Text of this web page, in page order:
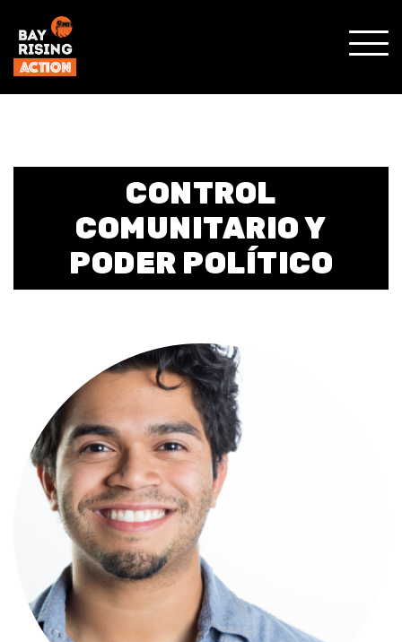
CONTROL
COMUNITARIO Y
PODER POLÍTICO